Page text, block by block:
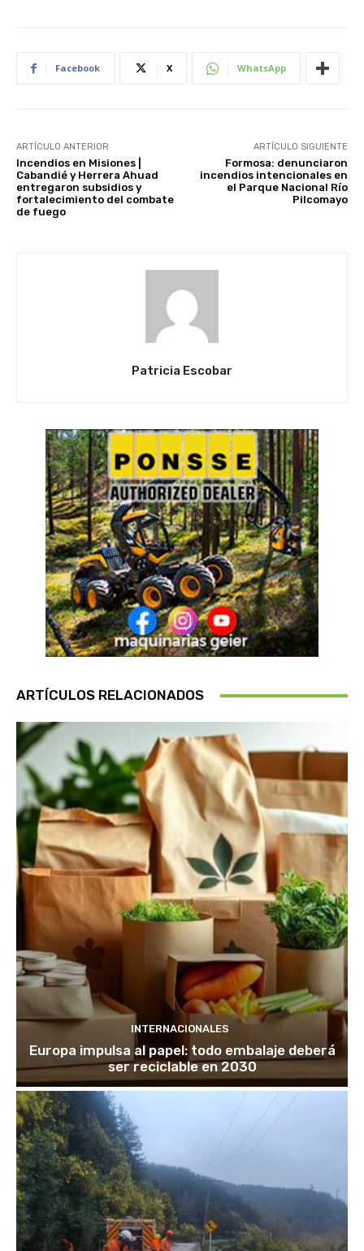
Facebook X WhatsApp
ARTÍCULO ANTERIOR
Incendios en Misiones |
Cabandié y Herrera Ahuad
entregaron subsidios y
fortalecimiento del combate
de fuego
ARTÍCULO SIGUIENTE
Formosa: denunciaron
incendios intencionales en
el Parque Nacional Río
Pilcomayo
Patricia Escobar
ARTÍCULOS RELACIONADOS
INTERNACIONALES
Europa impulsa al papel: todo embalaje deberá
ser reciclable en 2030